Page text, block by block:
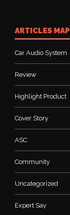
ARTICLES MAP
Car Audio System
Review
Highlight Product
Cover Story
ASC
Community
Uncategorized
Expert Say